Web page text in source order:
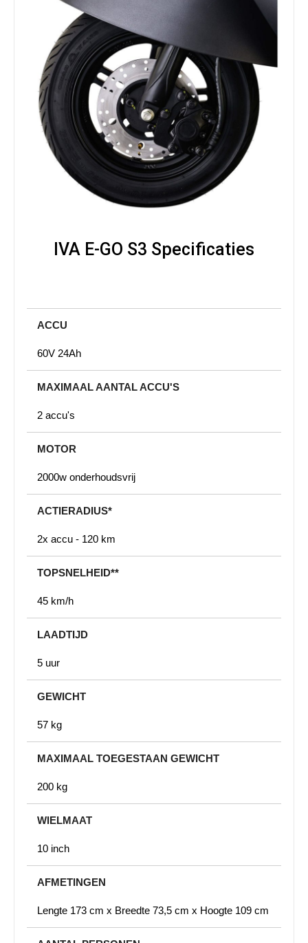
IVA E-GO S3 Specificaties
ACCU
60V 24Ah
MAXIMAAL AANTAL ACCU'S
2 accu's
MOTOR
2000w onderhoudsvrij
ACTIERADIUS*
2x accu - 120 km
TOPSNELHEID**
45 km/h
LAADTIJD
5 uur
GEWICHT
57 kg
MAXIMAAL TOEGESTAAN GEWICHT
200 kg
WIELMAAT
10 inch
AFMETINGEN
Lengte 173 cm x Breedte 73,5 cm x Hoogte 109 cm